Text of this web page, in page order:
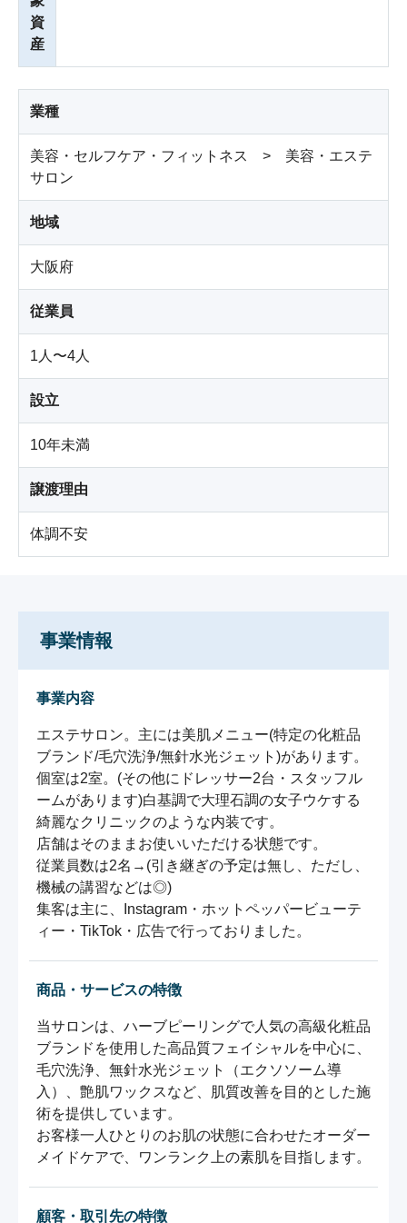
資
産
業種
美容・セルフケア・フィットネス > 美容・エステ
サロン
地域
大阪府
従業員
1人〜4人
設立
10年未満
譲渡理由
体調不安
事業情報
事業内容
エステサロン。主には美肌メニュー(特定の化粧品
ブランド/毛穴洗浄/無針水光ジェット)があります。
個室は2室。(その他にドレッサー2台・スタッフル
ームがあります)白基調で大理石調の女子ウケする
綺麗なクリニックのような内装です。
店舗はそのままお使いいただける状態です。
従業員数は2名→(引き継ぎの予定は無し、ただし、
機械の講習などは◎)
集客は主に、Instagram・ホットペッパービューテ
ィー・TikTok・広告で行っておりました。
商品・サービスの特徴
当サロンは、ハーブピーリングで人気の高級化粧品
ブランドを使用した高品質フェイシャルを中心に、
毛穴洗浄、無針水光ジェット（エクソソーム導
入）、艶肌ワックスなど、肌質改善を目的とした施
術を提供しています。
お客様一人ひとりのお肌の状態に合わせたオーダー
メイドケアで、ワンランク上の素肌を目指します。
顧客・取引先の特徴